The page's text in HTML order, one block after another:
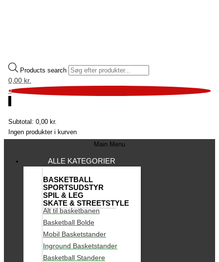
Products search
0,00 kr.
0
Subtotal: 0,00 kr.
Ingen produkter i kurven
Main Menu
ALLE KATEGORIER
BASKETBALL
SPORTSUDSTYR
SPIL & LEG
SKATE & STREETSTYLE
Alt til basketbanen
Basketball Bolde
Mobil Basketstander
Inground Basketstander
Basketball Standere